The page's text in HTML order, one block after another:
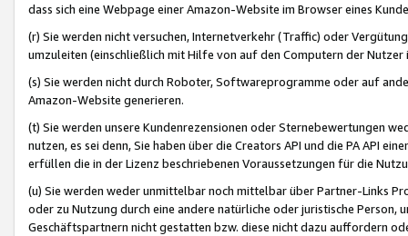
dass sich eine Webpage einer Amazon-Website im Browser eines
(r) Sie werden nicht versuchen, Internetverkehr (Traffic) oder
umzuleiten (einschließlich mit Hilfe von auf den Computern der
(s) Sie werden nicht durch Roboter, Softwareprogramme oder auf
Amazon-Website generieren.
(t) Sie werden unsere Kundenrezensionen oder Sternebewertungen
nutzen, es sei denn, Sie haben über die Creators API und die PA API
erfüllen die in der Lizenz beschriebenen Voraussetzungen für die
(u) Sie werden weder unmittelbar noch mittelbar über Partner-Links
oder zu Nutzung durch eine andere natürliche oder juristische
Geschäftspartnern nicht gestatten bzw. diese nicht dazu auffordern